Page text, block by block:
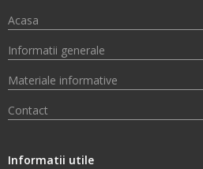
Acasa
Informatii generale
Materiale informative
Contact
Informatii utile